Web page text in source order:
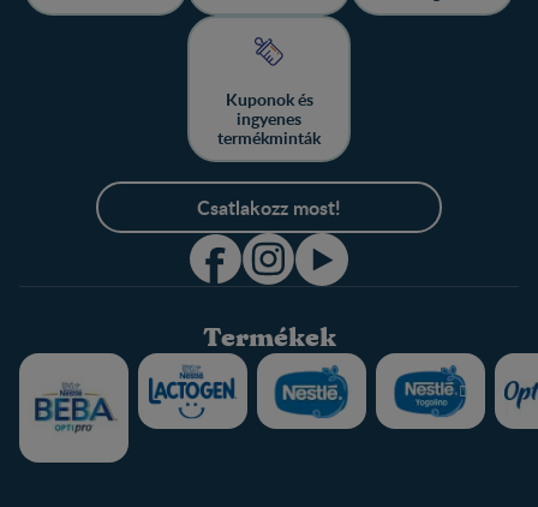
Kuponok és
ingyenes
termékminták
Csatlakozz most!
Termékek